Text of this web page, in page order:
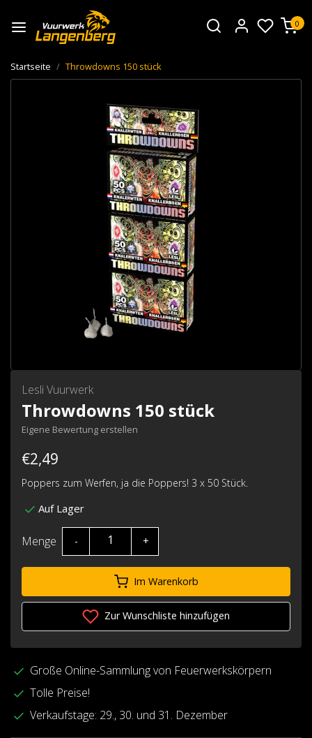
0
Startseite Throwdowns 150 stück
Lesli Vuurwerk
Throwdowns 150 stück
Eigene Bewertung erstellen
€2,49
Poppers zum Werfen, ja die Poppers! 3 x 50 Stück.
Auf Lager
Menge - +
Im Warenkorb
Zur Wunschliste hinzufügen
Große Online-Sammlung von Feuerwerkskörpern
Tolle Preise!
Verkaufstage: 29., 30. und 31. Dezember